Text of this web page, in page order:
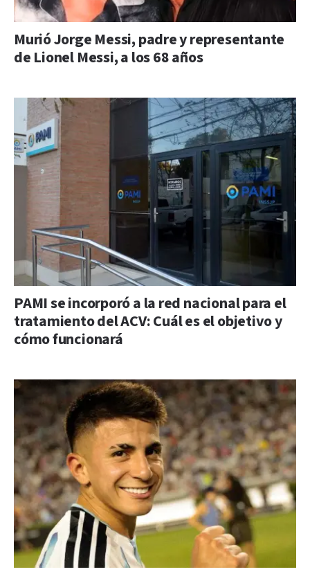
Murió Jorge Messi, padre y representante
de Lionel Messi, a los 68 años
PAMI se incorporó a la red nacional para el
tratamiento del ACV: Cuál es el objetivo y
cómo funcionará